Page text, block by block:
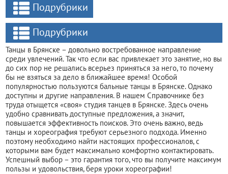
Подрубрики
Подрубрики
Танцы в Брянске – довольно востребованное направление
среди увлечений. Так что если вас привлекает это занятие, но вы
до сих пор не решались всерьез приняться за него, то почему
бы не взяться за дело в ближайшее время! Особой
популярностью пользуются бальные танцы в Брянске. Однако
доступны и другие направления. В нашем Справочнике без
труда отыщется «своя» студия танцев в Брянске. Здесь очень
удобно сравнивать доступные предложения, а значит,
повышается эффективность поисков. Это очень важно, ведь
танцы и хореография требуют серьезного подхода. Именно
поэтому необходимо найти настоящих профессионалов, с
которыми вам будет максимально комфортно контактировать.
Успешный выбор – это гарантия того, что вы получите максимум
пользы и удовольствия, беря уроки хореографии!